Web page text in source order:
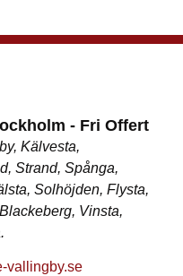
- Fri Offert
Kälvesta,
Strand, Spånga,
Solhöjden, Flysta,
Vinsta,
vallingby.se